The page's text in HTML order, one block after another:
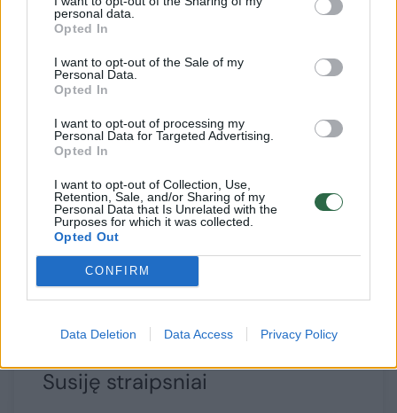
personal data.
Opted In
I want to opt-out of the Sale of my
Personal Data.
Opted In
I want to opt-out of processing my
Personal Data for Targeted Advertising.
Opted In
I want to opt-out of Collection, Use,
Retention, Sale, and/or Sharing of my
Personal Data that Is Unrelated with the
Purposes for which it was collected.
Opted Out
CONFIRM
Data Deletion Data Access Privacy Policy
komisariato Komunikacijos poskyrio vedėja
Julija Samorokovskaja tvirtina, kad Pupos
šeimininkių pareiškimas policijai buvo gautas
ir užregistruotas, pradėta administracinė
teisena pagal LR ANK 346 str. 4 d. (Lietuvos
Respublikos gyvūnų gerovės ir apsaugos
atskirų rūšių gyvūnų ženklinimo ir
registravimo reikalavimus reglamentuojančių
teisės aktų pažeidimas, dėl kurio atsirado
žalos asmens sveikatai ar turtui) ir gresia
bauda nuo 150 iki 300 eurų.
Susiję straipsniai